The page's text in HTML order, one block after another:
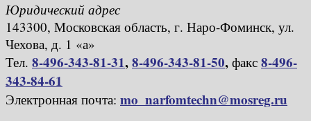
Юридический адрес
143300, Московская область, г. Наро-Фоминск, ул.
Чехова, д. 1 «а»
Тел. 8-496-343-81-31,8-496-343-81-50, факс 8-496-
343-84-61
Электронная почта: mo_narfomtechn@mosreg.ru